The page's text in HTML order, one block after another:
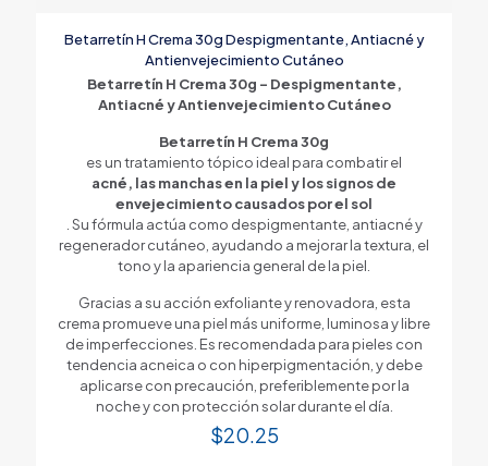
Betarretín H Crema 30g Despigmentante, Antiacné y
Antienvejecimiento Cutáneo
Betarretín H Crema 30g – Despigmentante,
Antiacné y Antienvejecimiento Cutáneo
Betarretín H Crema 30g
es un tratamiento tópico ideal para combatir el
acné, las manchas en la piel y los signos de
envejecimiento causados por el sol
. Su fórmula actúa como despigmentante, antiacné y
regenerador cutáneo, ayudando a mejorar la textura, el
tono y la apariencia general de la piel.
Gracias a su acción exfoliante y renovadora, esta
crema promueve una piel más uniforme, luminosa y libre
de imperfecciones. Es recomendada para pieles con
tendencia acneica o con hiperpigmentación, y debe
aplicarse con precaución, preferiblemente por la
noche y con protección solar durante el día.
$20.25